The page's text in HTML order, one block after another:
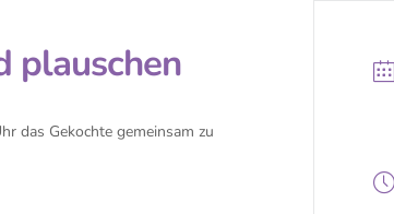
plauschen
das Gekochte gemeinsam zu